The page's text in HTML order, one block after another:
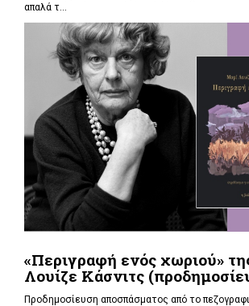
απαλά τ...
«Περιγραφή ενός χωριού»
Λουίζε Κάσνιτς
Προδημοσίευση αποσπάσματος από το